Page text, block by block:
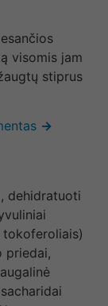
visomis jam
stiprus
→
dehidratuoti
priedai,